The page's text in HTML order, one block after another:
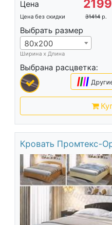
Цена
Цена без скидки 31414 р.
Выбрать размер
80х200
Ширина х Длина
Выбрана расцветка:
||||
Кровать Промтекс-